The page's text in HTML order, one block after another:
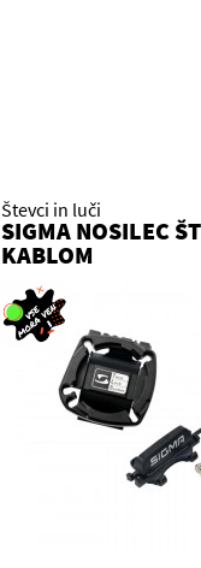
Števci in luči
SIGMA NOSILEC
KABLOM